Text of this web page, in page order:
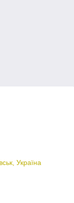
Україна